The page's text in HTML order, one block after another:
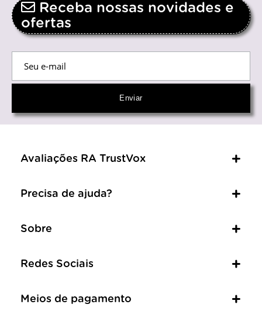
Receba nossas novidades e
ofertas
Avaliações RA TrustVox
Precisa de ajuda?
Sobre
Redes Sociais
Meios de pagamento